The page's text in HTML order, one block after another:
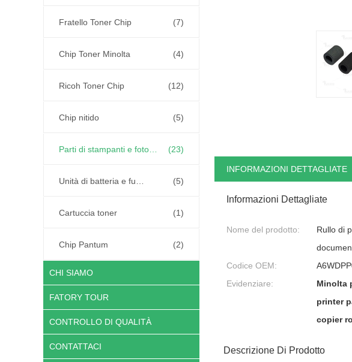
Fratello Toner Chip (7)
Chip Toner Minolta (4)
Ricoh Toner Chip (12)
Chip nitido (5)
(23)
(5)
Cartuccia toner (1)
Chip Pantum (2)
CHI SIAMO
FATORY TOUR
CONTROLLO DI QUALITÀ
CONTATTACI
INFORMAZIONI DETTAGLIATE
Informazioni Dettagliate
Nome del prodotto:
Rullo di
Codice OEM:
Evidenziare:
Minolta
printer
copier
Descrizione Di Prodotto